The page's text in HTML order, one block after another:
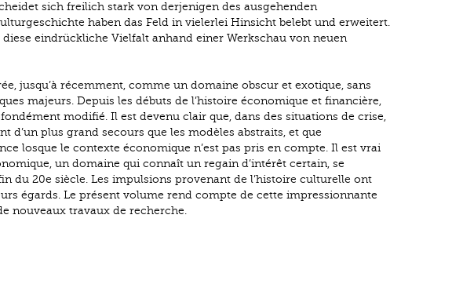
sich freilich stark von derjenigen des ausgehenden
haben das Feld in vielerlei Hinsicht belebt und erweitert.
eindrückliche Vielfalt anhand einer Werkschau von neuen
jusqu’à récemment, comme un domaine obscur et exotique, sans
majeurs. Depuis les débuts de l’histoire économique et financière,
modifié. Il est devenu clair que, dans des situations de crise,
d’un plus grand secours que les modèles abstraits, et que
losque le contexte économique n’est pas pris en compte. Il est vrai
un domaine qui connaît un regain d’intérêt certain, se
du 20e siècle. Les impulsions provenant de l’histoire culturelle ont
égards. Le présent volume rend compte de cette impressionnante
nouveaux travaux de recherche.